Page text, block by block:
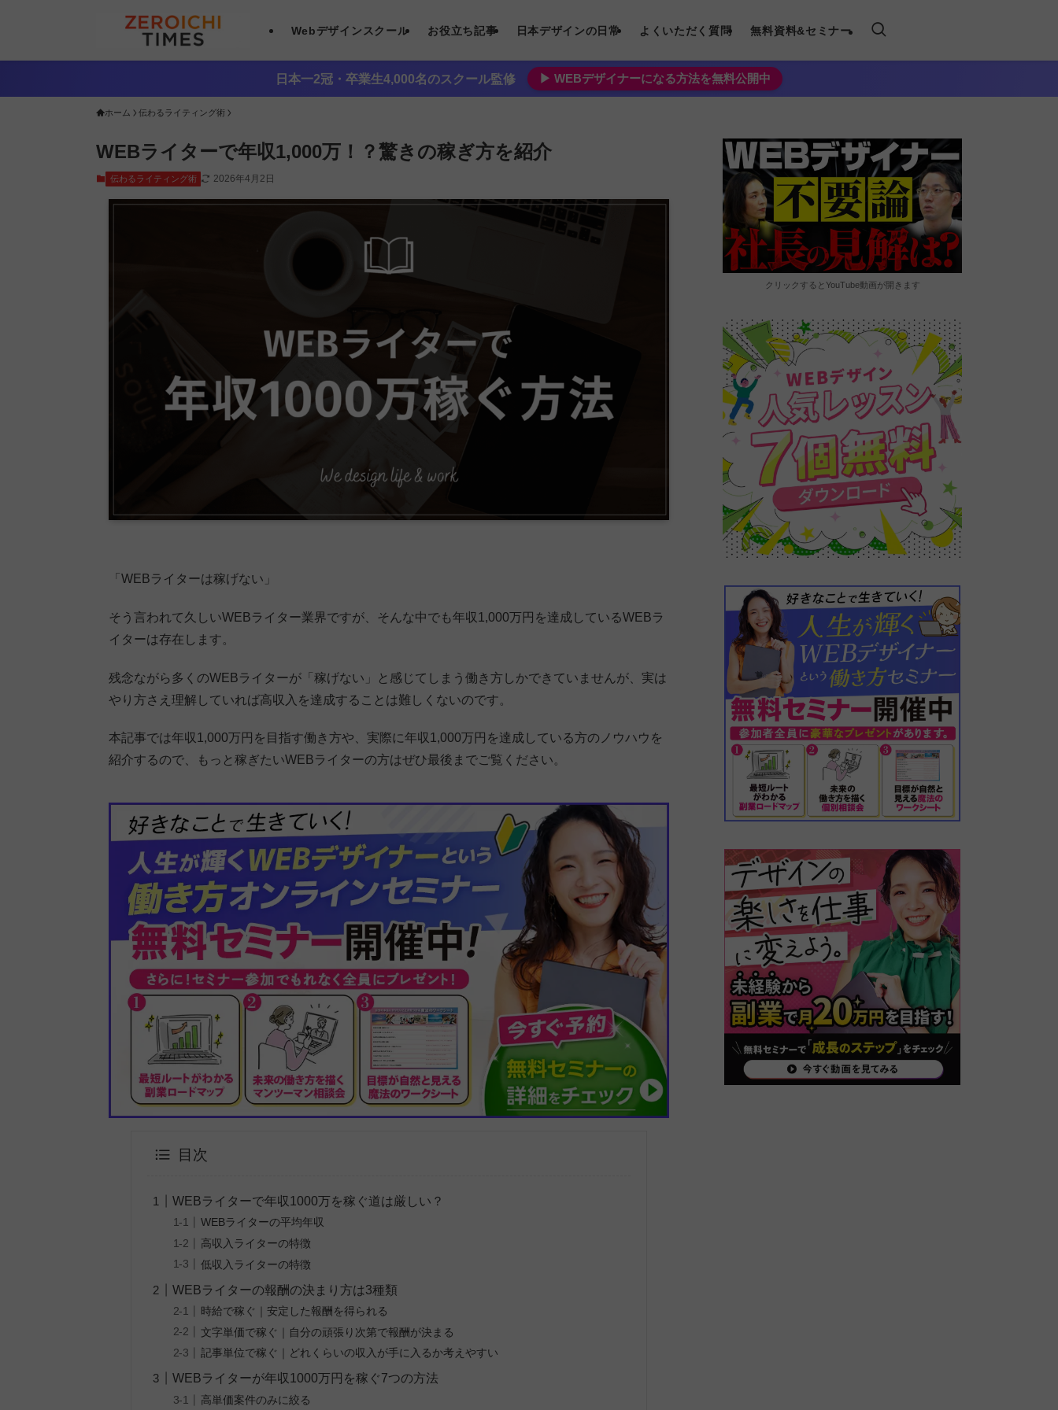
Webデザインスクール お役立ち記事 日本デザインの日常 よくいただく質問 無料資料&セミナー
日本一2冠・卒業生4,000名のスクール監修 ▶︎ WEBデザイナーになる方法を無料公開中
ホーム 伝わるライティング術
WEBライターで年収1,000万！？驚きの稼ぎ方を紹介
伝わるライティング術 2026年4月2日
「WEBライターは稼げない」
そう言われて久しいWEBライター業界ですが、そんな中でも年収1,000万円を達成しているWEBラ
イターは存在します。
残念ながら多くのWEBライターが「稼げない」と感じてしまう働き方しかできていませんが、実は
やり方さえ理解していれば高収入を達成することは難しくないのです。
本記事では年収1,000万円を目指す働き方や、実際に年収1,000万円を達成している方のノウハウを
紹介するので、もっと稼ぎたいWEBライターの方はぜひ最後までご覧ください。
目次
WEBライターで年収1000万を稼ぐ道は厳しい？
WEBライターの平均年収
高収入ライターの特徴
低収入ライターの特徴
WEBライターの報酬の決まり方は3種類
時給で稼ぐ｜安定した報酬を得られる
文字単価で稼ぐ｜自分の頑張り次第で報酬が決まる
記事単位で稼ぐ｜どれくらいの収入が手に入るか考えやすい
WEBライターが年収1000万円を稼ぐ7つの方法
高単価案件のみに絞る
クリックするとYouTube動画が開きます